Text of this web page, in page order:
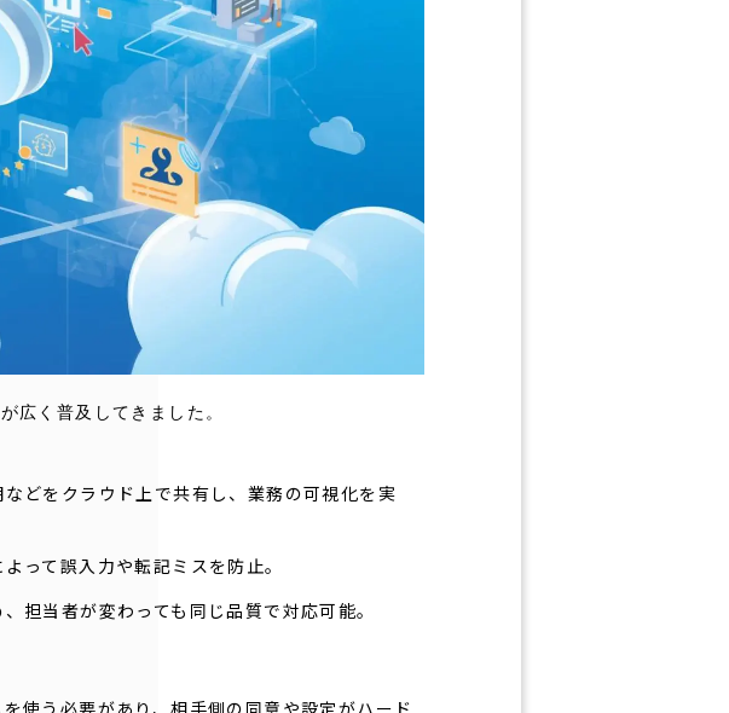
が広く普及してきました。
どをクラウド上で共有し、業務の可視化を実
って誤入力や転記ミスを防止。
担当者が変わっても同じ品質で対応可能。